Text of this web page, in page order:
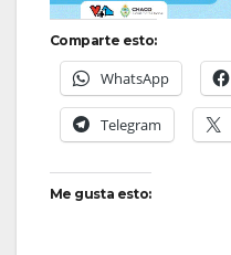
Comparte esto:
WhatsApp
Telegram
Me gusta esto: